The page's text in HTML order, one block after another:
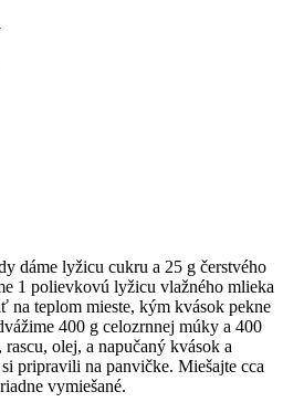
dáme lyžicu cukru a 25 g čerstvého
1 polievkovú lyžicu vlažného mlieka
na teplom mieste, kým kvások pekne
400 g celozrnnej múky a 400
olej, a napučaný kvások a
pripravili na panvičke. Miešajte cca
vymiešané.